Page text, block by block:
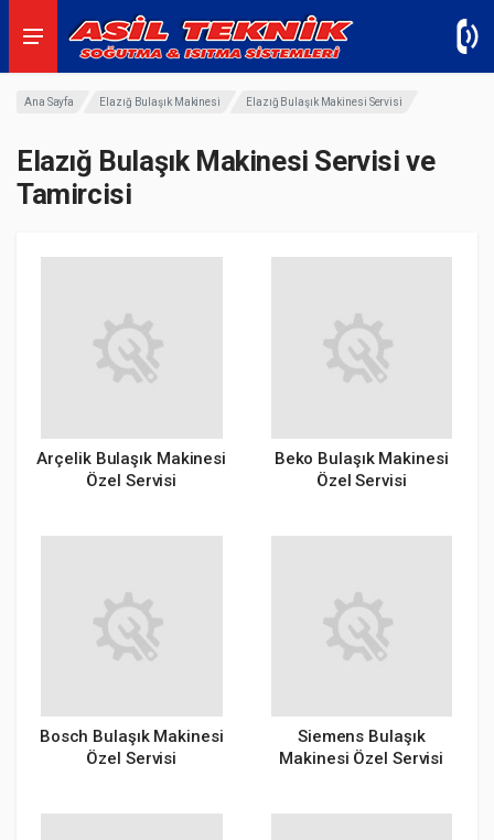
Ana Sayfa Elazığ Bulaşık Makinesi Elazığ Bulaşık Makinesi Servisi
Elazığ Bulaşık Makinesi Servisi ve
Tamircisi
Arçelik Bulaşık Makinesi
Özel Servisi
Beko Bulaşık Makinesi
Özel Servisi
Bosch Bulaşık Makinesi
Özel Servisi
Siemens Bulaşık
Makinesi Özel Servisi